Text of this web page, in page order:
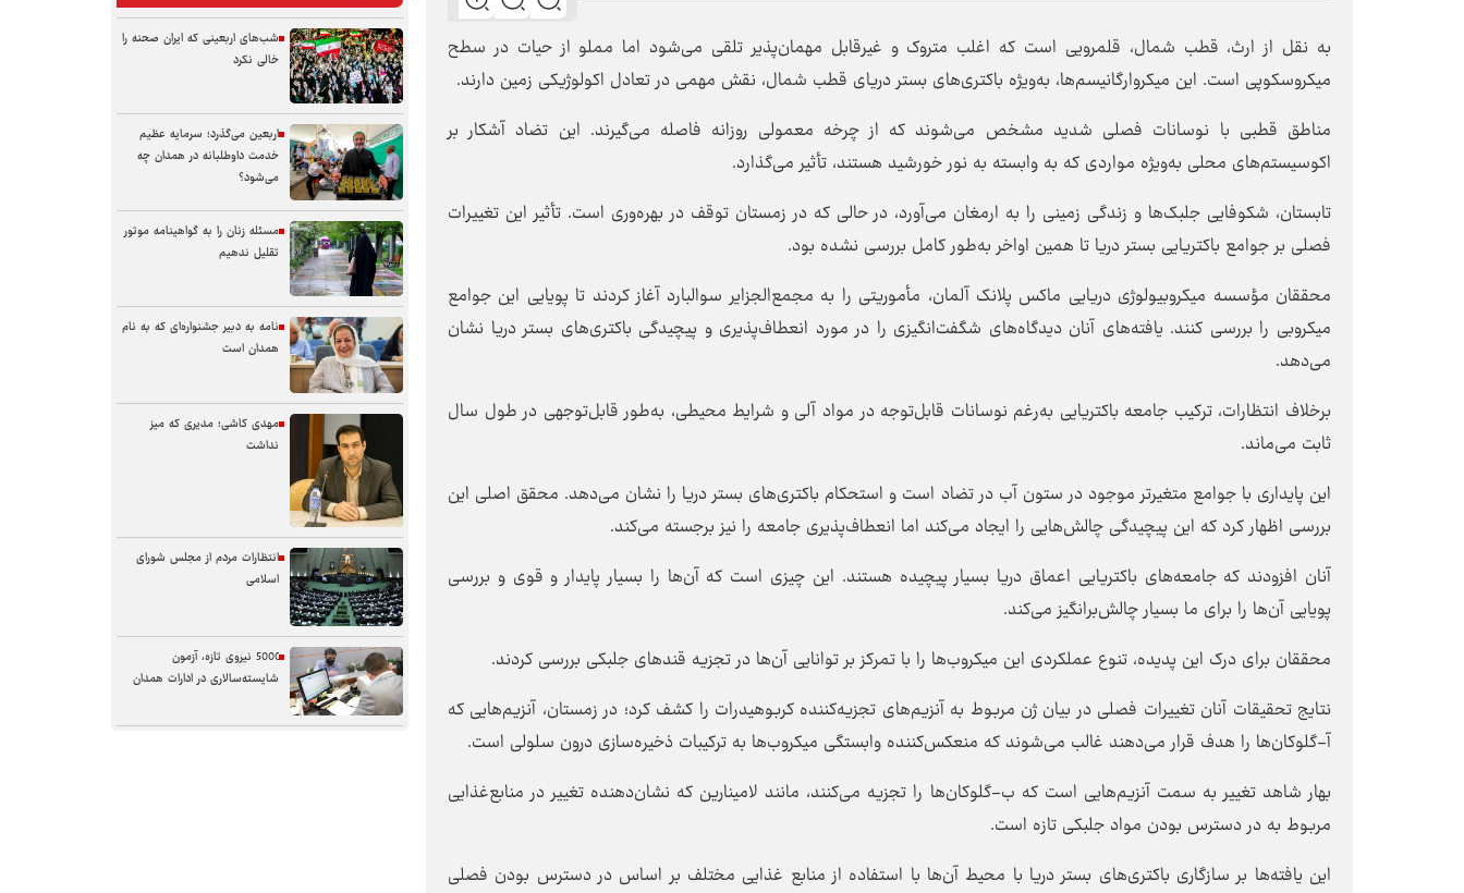
به نقل از ارث، قطب شمال، قلمرویی است که اغلب متروک و غیرقابل مهمان‌پذیر تلقی می‌شود اما مملو از حیات در سطح
میکروسکوپی است. این میکروارگانیسم‌ها، به‌ویژه باکتری‌های بستر دریای قطب شمال، نقش مهمی در تعادل اکولوژیکی زمین دارند.
مناطق قطبی با نوسانات فصلی شدید مشخص می‌شوند که از چرخه معمولی روزانه فاصله می‌گیرند. این تضاد آشکار بر
اکوسیستم‌های محلی به‌ویژه مواردی که به وابسته به نور خورشید هستند، تأثیر می‌گذارد.
تابستان، شکوفایی جلبک‌ها و زندگی زمینی را به ارمغان می‌آورد، در حالی که در زمستان توقف در بهره‌وری است. تأثیر این تغییرات
فصلی بر جوامع باکتریایی بستر دریا تا همین اواخر به‌طور کامل بررسی نشده بود.
محققان مؤسسه میکروبیولوژی دریایی ماکس پلانک آلمان، مأموریتی را به مجمع‌الجزایر سوالبارد آغاز کردند تا پویایی این جوامع
میکروبی را بررسی کنند. یافته‌های آنان دیدگاه‌های شگفت‌انگیزی را در مورد انعطاف‌پذیری و پیچیدگی باکتری‌های بستر دریا نشان
می‌دهد.
برخلاف انتظارات، ترکیب جامعه باکتریایی به‌رغم نوسانات قابل‌توجه در مواد آلی و شرایط محیطی، به‌طور قابل‌توجهی در طول سال
ثابت می‌ماند.
این پایداری با جوامع متغیرتر موجود در ستون آب در تضاد است و استحکام باکتری‌های بستر دریا را نشان می‌دهد. محقق اصلی این
بررسی اظهار کرد که این پیچیدگی چالش‌هایی را ایجاد می‌کند اما انعطاف‌پذیری جامعه را نیز برجسته می‌کند.
آنان افزودند که جامعه‌های باکتریایی اعماق دریا بسیار پیچیده هستند. این چیزی است که آن‌ها را بسیار پایدار و قوی و بررسی
پویایی آن‌ها را برای ما بسیار چالش‌برانگیز می‌کند.
محققان برای درک این پدیده، تنوع عملکردی این میکروب‌ها را با تمرکز بر توانایی آن‌ها در تجزیه قندهای جلبکی بررسی کردند.
نتایج تحقیقات آنان تغییرات فصلی در بیان ژن مربوط به آنزیم‌های تجزیه‌کننده کربوهیدرات را کشف کرد؛ در زمستان، آنزیم‌هایی که
آ-گلوکان‌ها را هدف قرار می‌دهند غالب می‌شوند که منعکس‌کننده وابستگی میکروب‌ها به ترکیبات ذخیره‌سازی درون سلولی است.
بهار شاهد تغییر به سمت آنزیم‌هایی است که ب-گلوکان‌ها را تجزیه می‌کنند، مانند لامینارین که نشان‌دهنده تغییر در منابع‌غذایی
مربوط به در دسترس‌ بودن مواد جلبکی تازه است.
این یافته‌ها بر سازگاری باکتری‌های بستر دریا با محیط آن‌ها با استفاده از منابع غذایی مختلف بر اساس در دسترس بودن فصلی
شب‌های اربعینی که ایران صحنه را
خالی نکرد
اربعین می‌گذرد؛ سرمایه عظیم
خدمت داوطلبانه در همدان چه
می‌شود؟
مسئله زنان را به گواهینامه موتور
تقلیل ندهیم
نامه به دبیر جشنواره‌ای که به نام
همدان است
مهدی کاشی؛ مدیری که میز
نداشت
انتظارات مردم از مجلس شورای
اسلامی
5000 نیروی تازه، آزمون
شایسته‌سالاری در ادارات همدان